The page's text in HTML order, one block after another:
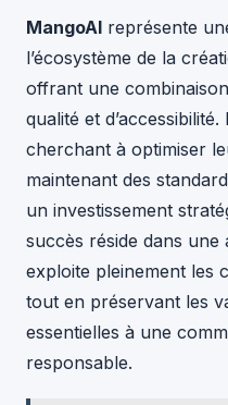
MangoAI représente
l’écosystème de la
offrant une
qualité et
cherchant à optimiser
maintenant des
un investissement
succès réside dans
exploite pleinement les
tout en préservant les
essentielles à une
responsable.